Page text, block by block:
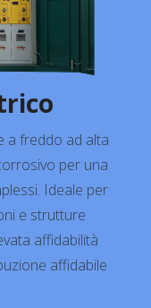
a freddo ad alta
per una
Ideale per
e strutture
affidabilità
affidabile